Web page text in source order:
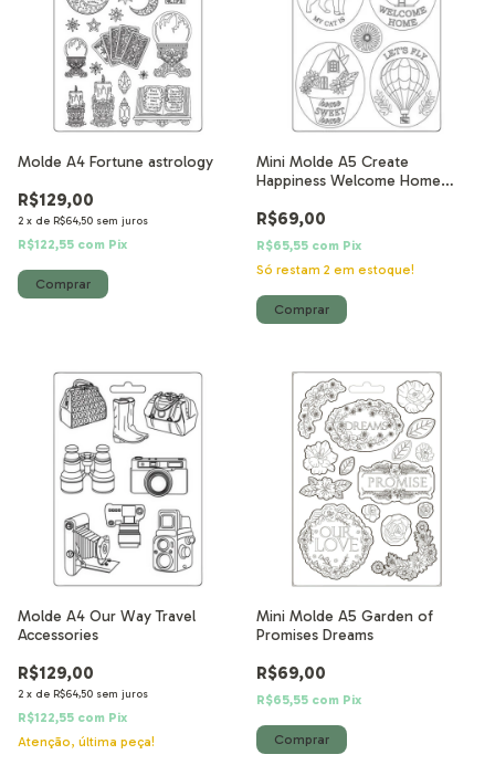
Molde A4 Fortune astrology
R$129,00
2 x de R$64,50 sem juros
R$122,55 com Pix
Mini Molde A5 Create
Happiness Welcome Home
R$69,00
R$65,55 com Pix
Só restam 2 em estoque!
Molde A4 Our Way Travel
Accessories
R$129,00
2 x de R$64,50 sem juros
R$122,55 com Pix
Atenção, última peça!
Mini Molde A5 Garden of
Promises Dreams
R$69,00
R$65,55 com Pix